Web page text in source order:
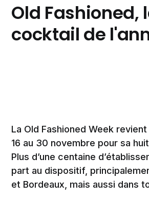
Old Fashioned,
cocktail de
La Old Fashioned Week
16 au 30 novembre pour sa
Plus d’une centaine
part au dispositif,
et Bordeaux, mais aussi dans